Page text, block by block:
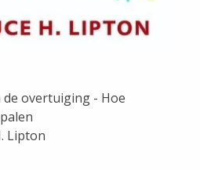
de overtuiging - Hoe
Lipton